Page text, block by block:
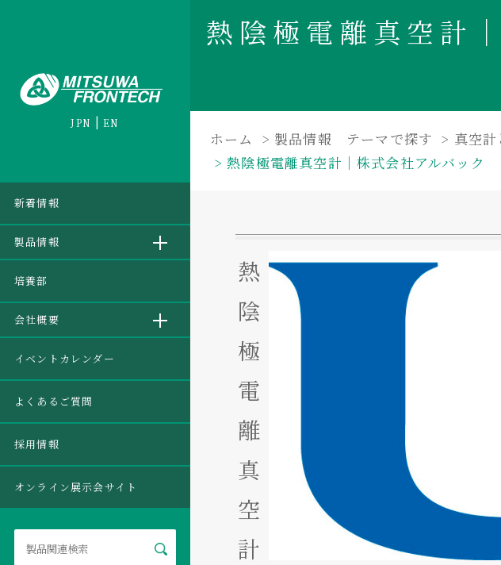
JPN EN
新着情報
製品情報
培養部
会社概要
イベントカレンダー
よくあるご質問
採用情報
オンライン展示会サイト
熱陰極電離真空計
ホーム 製品情報 テーマで探す
真空
熱陰極電離真空計｜株式会社アルバック
熱
陰
極
電
離
真
空
計